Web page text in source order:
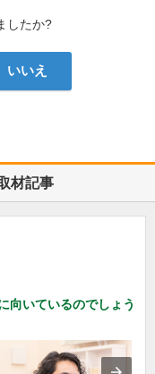
したか?
いいえ
材記事
向いているのでしょう